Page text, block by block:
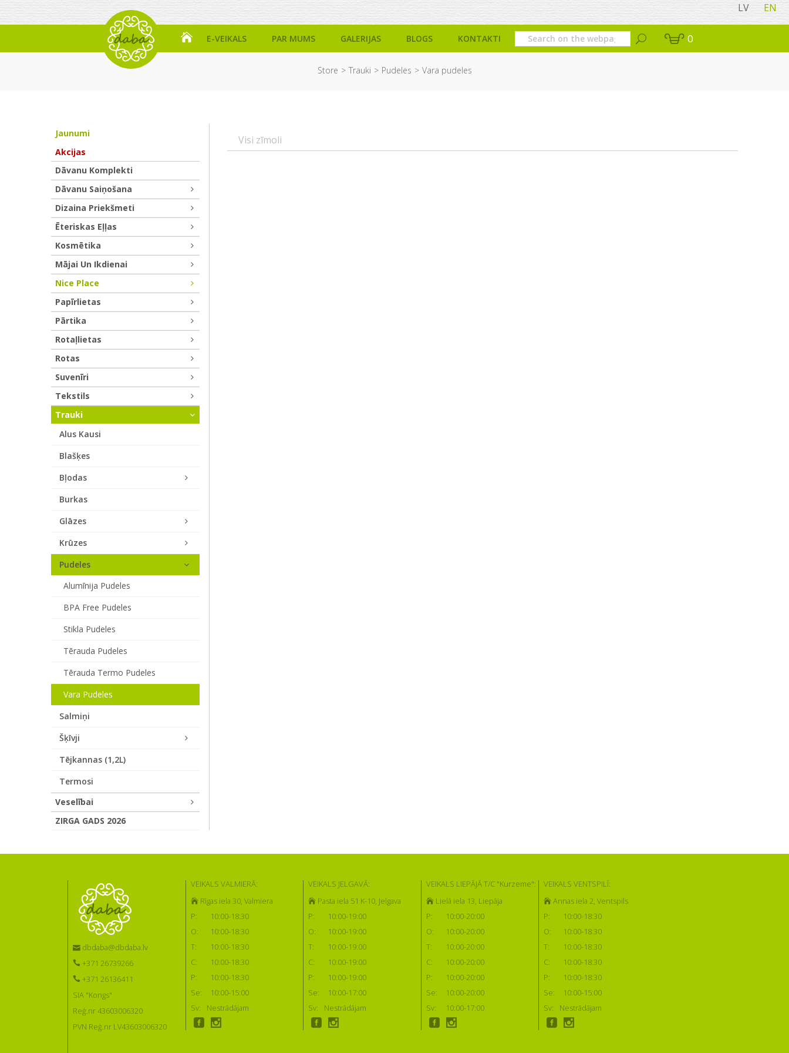
LV EN
E-VEIKALS PAR MUMS GALERIJAS BLOGS KONTAKTI 0
Store Trauki Pudeles Vara pudeles
Visi zīmoli
Jaunumi
Akcijas
Dāvanu Komplekti
Dāvanu Saiņošana
Dizaina Priekšmeti
Ēteriskas Eļļas
Kosmētika
Mājai Un Ikdienai
Nice Place
Papīrlietas
Pārtika
Rotaļlietas
Rotas
Suvenīri
Tekstils
Trauki
Alus Kausi
Blašķes
Bļodas
Burkas
Glāzes
Krūzes
Pudeles
Alumīnija Pudeles
BPA Free Pudeles
Stikla Pudeles
Tērauda Pudeles
Tērauda Termo Pudeles
Vara Pudeles
Salmiņi
Šķīvji
Tējkannas (1,2L)
Termosi
Veselībai
ZIRGA GADS 2026
dbdaba@dbdaba.lv
+371 26739266
+371 26136411
SIA "Kongs"
Reģ.nr 43603006320
PVN Reģ.nr LV43603006320
VEIKALS VALMIERĀ:
Rīgas iela 30, Valmiera
P:
10:00-18:30
O:
10:00-18:30
T:
10:00-18:30
C:
10:00-18:30
P:
10:00-18:30
Se:
10:00-15:00
Sv:
Nestrādājam
VEIKALS JELGAVĀ:
Pasta iela 51 K-10, Jelgava
P:
10:00-19:00
O:
10:00-19:00
T:
10:00-19:00
C:
10:00-19:00
P:
10:00-19:00
Se:
10:00-17:00
Sv:
Nestrādājam
VEIKALS LIEPĀJĀ T/C "Kurzeme":
Lielā iela 13, Liepāja
P:
10:00-20:00
O:
10:00-20:00
T:
10:00-20:00
C:
10:00-20:00
P:
10:00-20:00
Se:
10:00-20:00
Sv:
10:00-17:00
VEIKALS VENTSPILĪ:
Annas iela 2, Ventspils
P:
10:00-18:30
O:
10:00-18:30
T:
10:00-18:30
C:
10:00-18:30
P:
10:00-18:30
Se:
10:00-15:00
Sv:
Nestrādājam